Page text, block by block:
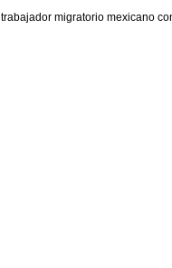
migratorio mexicano